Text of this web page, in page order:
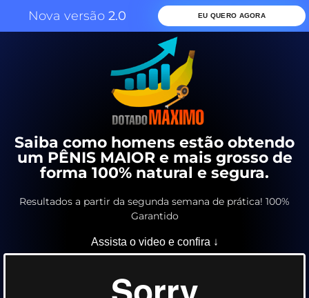
Nova versão 2.0 EU QUERO AGORA
Saiba como homens estão obtendo
um PÊNIS MAIOR e mais grosso de
forma 100% natural e segura.
Resultados a partir da segunda semana de prática! 100%
Garantido
Assista o video e confira ↓